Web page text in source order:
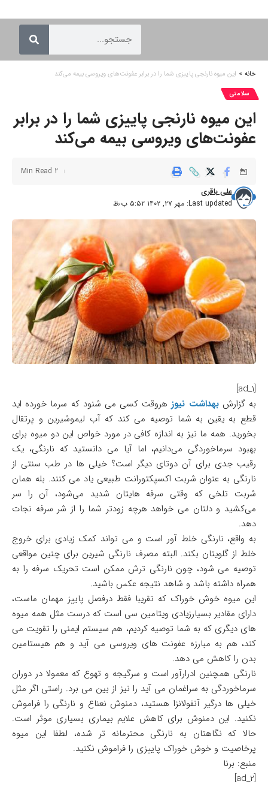
خانه » این میوه نارنجی پاییزی شما را در برابر عفونت‌های ویروسی بیمه می‌کند
سلامتی
این میوه نارنجی پاییزی شما را در برابر
عفونت‌های ویروسی بیمه می‌کند
Last updated: مهر ۲۷, ۱۴۰۲ ۵:۵۲ ب٫ظ
علی باقری
2 Min Read
[ad_1]
به گزارشبهداشت نیوز هروقت کسی می شنود که سرما خورده اید
قطع به یقین به شما توصیه می کند که آب لیموشیرین و پرتقال
بخورید. همه ما نیز به اندازه کافی در مورد خواص این دو میوه برای
بهبود سرماخوردگی می‌دانیم، اما آیا می دانستید که نارنگی، یک
رقیب جدی برای آن دوتای دیگر است؟ خیلی ها در طب سنتی از
نارنگی به عنوان شربت اکسپکتورانت طبیعی یاد می کنند. بله همان
شربت تلخی که وقتی سرفه هایتان شدید می‌شود، آن را سر
می‌کشید و دلتان می خواهد هرچه زودتر شما را از شر سرفه نجات
دهد.
به واقع، نارنگی خلط آور است و می تواند کمک زیادی برای خروج
خلط از گلویتان بکند. البته مصرف نارنگی شیرین برای چنین مواقعی
توصیه می شود، چون نارنگی ترش ممکن است تحریک سرفه را به
همراه داشته باشد و شاهد نتیجه عکس باشید.
این میوه خوش خوراک که تقریبا فقط درفصل پاییز مهمان ماست،
دارای مقادیر بسیارزیادی ویتامین سی است که درست مثل همه میوه
های دیگری که به شما توصیه کردیم، هم سیستم ایمنی را تقویت می
کند، هم به مبارزه عفونت های ویروسی می آید و هم هیستامین
بدن را کاهش می دهد.
نارنگی همچنین ادرارآور است و سرگیجه و تهوع که معمولا در دوران
سرماخوردگی به سراغمان می آید را نیز از بین می برد. راستی اگر مثل
خیلی ها درگیر آنفولانزا هستید، دمنوش نعناع و نارنگی را فراموش
نکنید. این دمنوش برای کاهش علایم بیماری بسیاری موثر است.
حالا که نگاهتان به نارنگی محترمانه تر شده، لطفا این میوه
پرخاصیت و خوش خوراک پاییزی را فراموش نکنید.
منبع: برنا
[ad_2]